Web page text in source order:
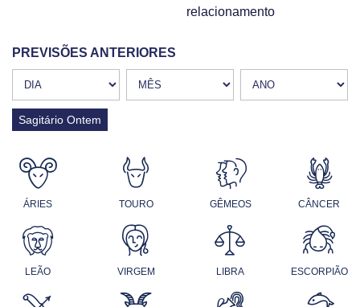
relacionamento
PREVISÕES ANTERIORES
Sagitário Ontem
ÁRIES TOURO GÊMEOS CÂNCER
LEÃO VIRGEM LIBRA ESCORPIÃO